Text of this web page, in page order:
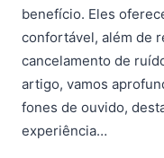
benefício. Eles
confortável, além de
cancelamento de
artigo, vamos
fones de ouvido,
experiência…